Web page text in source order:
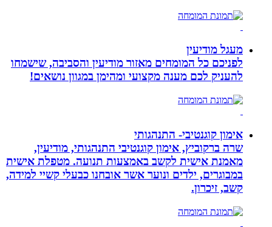
מעגל מודיעין
לפניכם כל המומחים מאזור מודיעין והסביבה, שישמחו
להעניק לכם מענה מקצועי ומהימן במגוון נושאים!
אימון קוגנטיבי- התנהגותי
שרה ברקוביץ, אימון קוגנטיבי התנהגותי, מודיעין,
מאמנת אישית לקשב באמצעות תנועה. מטפלת אישית
במבוגרים, ילדים ונוער אשר אובחנו כבעלי קשיי למידה,
קשב, זיכרון.